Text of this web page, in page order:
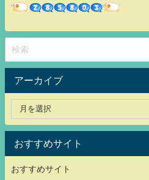
アーカイブ
おすすめサイト
おすすめサイト